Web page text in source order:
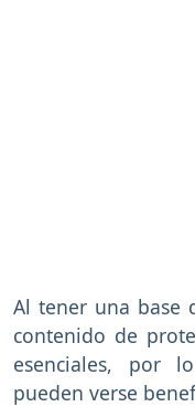
Al tener una base
contenido de
esenciales, por
pueden verse